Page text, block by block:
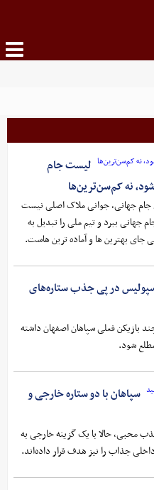
لیست جام
نه کم‌سن‌ترین‌ها
جام جهانی، جوانی ملاک اصلی نیست
جهانی ببرد و تیم ملی را تبدیل به
بهترین ها و آماده ترین هاست.
در پی جذب ستاره‌های
بازیکن فعلی سپاهان اصفهان داشته
مطلع شود.
سپاهان با دو ستاره خارجی و
محبی، حالا با یک گزینه خارجی به
جذاب را نیز هدف قرار داده‌اند.